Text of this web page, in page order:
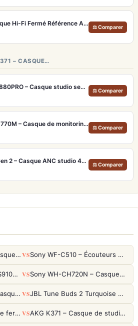
Focal Stellia – Casque Hi-Fi Fermé Référence Audiophile Portable
⚖ Comparer
– CASQUE…
Beyerdynamic DT880PRO – Casque studio semi-ouvert 250 ohms pour monitoring neutre
⚖ Comparer
Beyerdynamic DT 770M – Casque de monitoring fermé 80 Ohm pour studio
⚖ Comparer
Shure AONIC 50 Gen 2 – Casque ANC studio 40h et audio haute résolution USB
⚖ Comparer
Sony WH-CH720N – Casque ANC 35h, Ultra-léger (192g) avec Processeur V1 VS Sony WF-C510 – Écouteurs True Wireless compacts, autonomie 22h et multipoint
Sony LinkBuds Fit WFLS910NW Blanc – Écouteurs Sport Ailes ANC VS Sony WH-CH720N – Casque ANC 35h, Ultra-léger (192g) avec Processeur V1
POGS The Elephant – Casque Filaire Enfants 85dB POGS-Safe™ (Éco-Responsable) VS JBL Tune Buds 2 Turquoise – Écouteurs True Wireless avec ANC et autonomie 48h
AKG K271 MKII – Casque fermé studio fiable pour une écoute neutre VS AKG K371 – Casque de studio fermé 50mm titane, réponse 5Hz-50kHz